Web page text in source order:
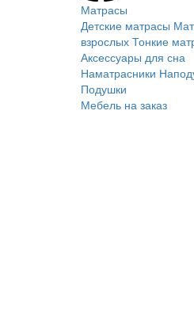
Матрасы
Детские матрасы
взрослых Тонкие
Аксессуары для сна
Наматрасники
Подушки
Мебель на заказ